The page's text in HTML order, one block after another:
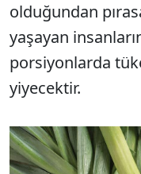
olduğundan
yaşayan
porsiyonlarda
yiyecektir.